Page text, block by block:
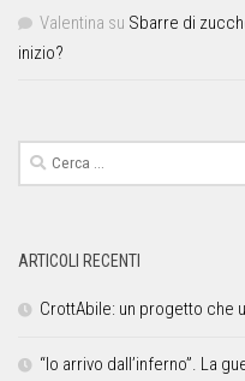
Valentina su Sbarre di
inizio?
ARTICOLI RECENTI
CrottAbile: un progetto che
“Io arrivo dall’inferno”. La